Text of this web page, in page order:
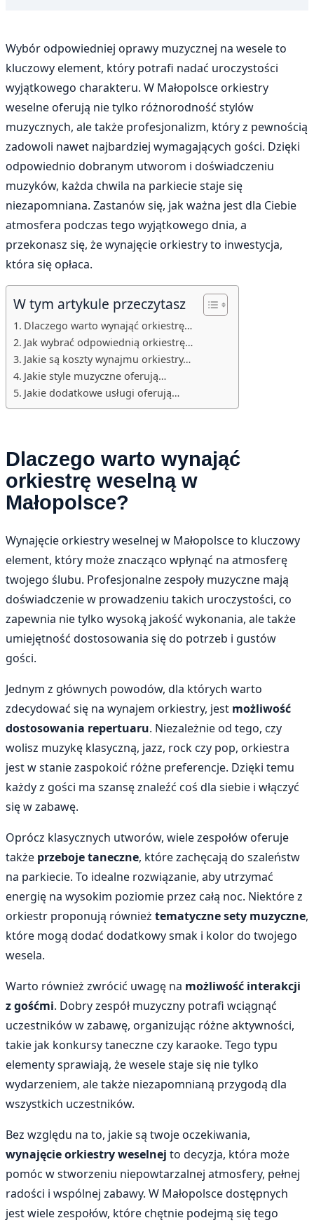
Wybór odpowiedniej oprawy muzycznej na wesele to
kluczowy element, który potrafi nadać uroczystości
wyjątkowego charakteru. W Małopolsce orkiestry
weselne oferują nie tylko różnorodność stylów
muzycznych, ale także profesjonalizm, który z pewnością
zadowoli nawet najbardziej wymagających gości. Dzięki
odpowiednio dobranym utworom i doświadczeniu
muzyków, każda chwila na parkiecie staje się
niezapomniana. Zastanów się, jak ważna jest dla Ciebie
atmosfera podczas tego wyjątkowego dnia, a
przekonasz się, że wynajęcie orkiestry to inwestycja,
która się opłaca.
W tym artykule przeczytasz
Dlaczego warto wynająć orkiestrę…
Jak wybrać odpowiednią orkiestrę…
Jakie są koszty wynajmu orkiestry…
Jakie style muzyczne oferują…
Jakie dodatkowe usługi oferują…
Dlaczego warto wynająć
orkiestrę weselną w
Małopolsce?
Wynajęcie orkiestry weselnej w Małopolsce to kluczowy
element, który może znacząco wpłynąć na atmosferę
twojego ślubu. Profesjonalne zespoły muzyczne mają
doświadczenie w prowadzeniu takich uroczystości, co
zapewnia nie tylko wysoką jakość wykonania, ale także
umiejętność dostosowania się do potrzeb i gustów
gości.
Jednym z głównych powodów, dla których warto
zdecydować się na wynajem orkiestry, jest możliwość
dostosowania repertuaru. Niezależnie od tego, czy
wolisz muzykę klasyczną, jazz, rock czy pop, orkiestra
jest w stanie zaspokoić różne preferencje. Dzięki temu
każdy z gości ma szansę znaleźć coś dla siebie i włączyć
się w zabawę.
Oprócz klasycznych utworów, wiele zespołów oferuje
także przeboje taneczne, które zachęcają do szaleństw
na parkiecie. To idealne rozwiązanie, aby utrzymać
energię na wysokim poziomie przez całą noc. Niektóre z
orkiestr proponują również tematyczne sety muzyczne,
które mogą dodać dodatkowy smak i kolor do twojego
wesela.
Warto również zwrócić uwagę na możliwość interakcji
z gośćmi. Dobry zespół muzyczny potrafi wciągnąć
uczestników w zabawę, organizując różne aktywności,
takie jak konkursy taneczne czy karaoke. Tego typu
elementy sprawiają, że wesele staje się nie tylko
wydarzeniem, ale także niezapomnianą przygodą dla
wszystkich uczestników.
Bez względu na to, jakie są twoje oczekiwania,
wynajęcie orkiestry weselnej to decyzja, która może
pomóc w stworzeniu niepowtarzalnej atmosfery, pełnej
radości i wspólnej zabawy. W Małopolsce dostępnych
jest wiele zespołów, które chętnie podejmą się tego